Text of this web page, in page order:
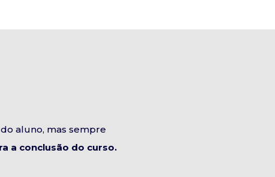
aluno, mas sempre
a conclusão do curso.